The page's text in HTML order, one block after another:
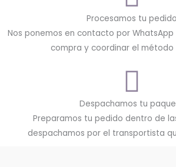
Procesamos tu pedido
Nos ponemos en contacto por
compra y coordinar el método
Despachamos tu
Preparamos tu pedido dentro de
despachamos por el transportista